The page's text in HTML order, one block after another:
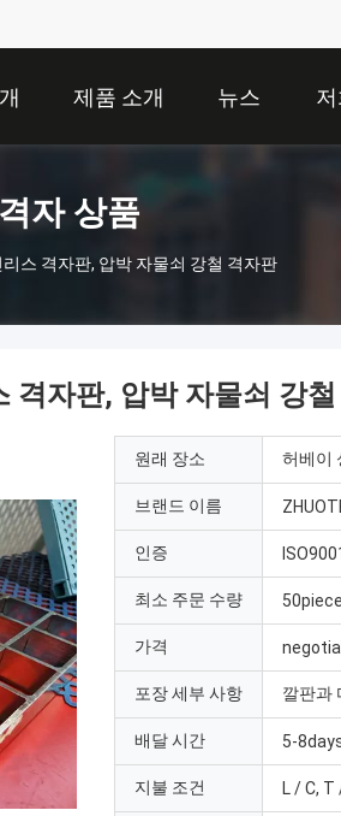
제품 소개 뉴스
자 상품
스 격자판, 압박 자물쇠 강철 격자판
자판, 압박 자물쇠 강
원래 장소 허베이
브랜드 이름
인증
최소 주문 수량
가격
포장 세부 사항 깔판과
배달 시간 5-
지불 조건 L / C, T